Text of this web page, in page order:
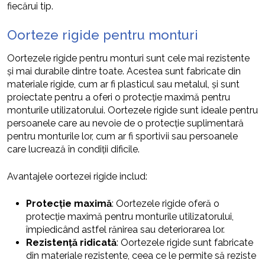
fiecărui tip.
Oorteze rigide pentru monturi
Oortezele rigide pentru monturi sunt cele mai rezistente
și mai durabile dintre toate. Acestea sunt fabricate din
materiale rigide, cum ar fi plasticul sau metalul, și sunt
proiectate pentru a oferi o protecție maximă pentru
monturile utilizatorului. Oortezele rigide sunt ideale pentru
persoanele care au nevoie de o protecție suplimentară
pentru monturile lor, cum ar fi sportivii sau persoanele
care lucrează în condiții dificile.
Avantajele oortezei rigide includ:
Protecție maximă: Oortezele rigide oferă o
protecție maximă pentru monturile utilizatorului,
împiedicând astfel rănirea sau deteriorarea lor.
Rezistență ridicată: Oortezele rigide sunt fabricate
din materiale rezistente, ceea ce le permite să reziste